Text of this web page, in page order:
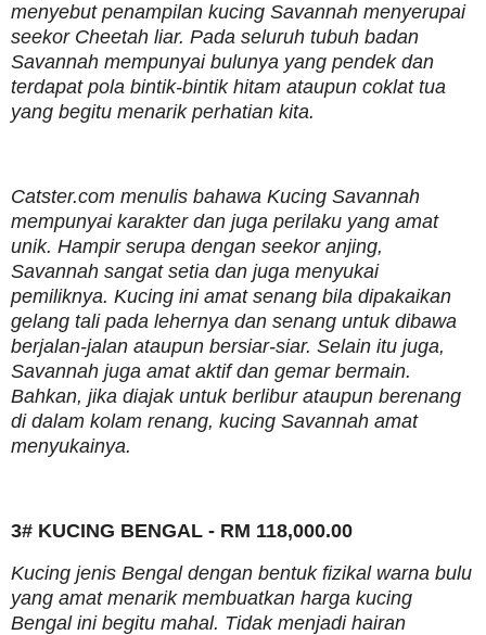
menyebut penampilan kucing Savannah menyerupai
seekor Cheetah liar. Pada seluruh tubuh badan
Savannah mempunyai bulunya yang pendek dan
terdapat pola bintik-bintik hitam ataupun coklat tua
yang begitu menarik perhatian kita.
Catster.com menulis bahawa Kucing Savannah
mempunyai karakter dan juga perilaku yang amat
unik. Hampir serupa dengan seekor anjing,
Savannah sangat setia dan juga menyukai
pemiliknya. Kucing ini amat senang bila dipakaikan
gelang tali pada lehernya dan senang untuk dibawa
berjalan-jalan ataupun bersiar-siar. Selain itu juga,
Savannah juga amat aktif dan gemar bermain.
Bahkan, jika diajak untuk berlibur ataupun berenang
di dalam kolam renang, kucing Savannah amat
menyukainya.
3# KUCING BENGAL - RM 118,000.00
Kucing jenis Bengal dengan bentuk fizikal warna bulu
yang amat menarik membuatkan harga kucing
Bengal ini begitu mahal. Tidak menjadi hairan